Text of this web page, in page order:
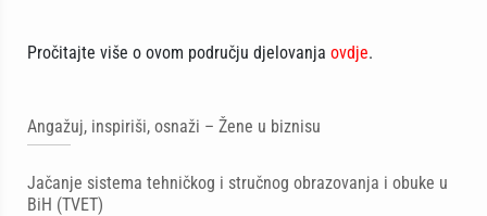
Pročitajte više o ovom području djelovanja ovdje.
Angažuj, inspiriši, osnaži – Žene u biznisu
Jačanje sistema tehničkog i stručnog obrazovanja i obuke u
BiH (TVET)